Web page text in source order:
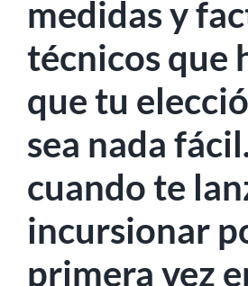
medidas y
técnicos que
que tu
sea nada
cuando te
incursionar
primera vez